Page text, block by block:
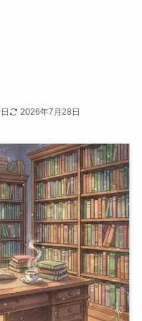
2026年7月28日